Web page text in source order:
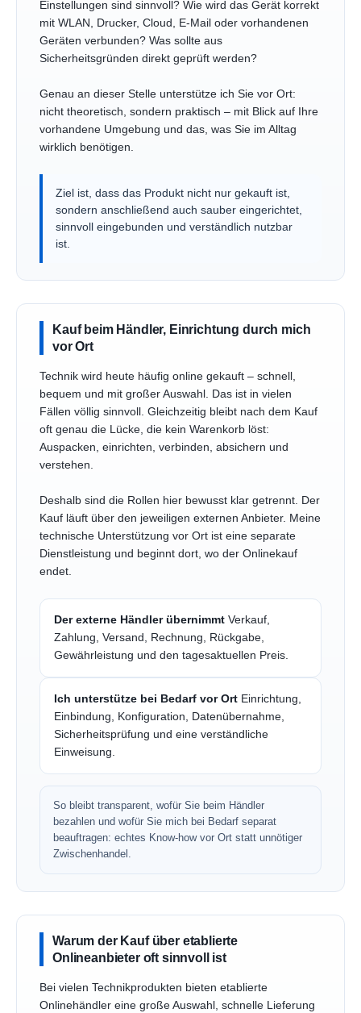
Einstellungen sind sinnvoll? Wie wird das Gerät korrekt
mit WLAN, Drucker, Cloud, E-Mail oder vorhandenen
Geräten verbunden? Was sollte aus
Sicherheitsgründen direkt geprüft werden?
Genau an dieser Stelle unterstütze ich Sie vor Ort:
nicht theoretisch, sondern praktisch – mit Blick auf Ihre
vorhandene Umgebung und das, was Sie im Alltag
wirklich benötigen.
Ziel ist, dass das Produkt nicht nur gekauft ist,
sondern anschließend auch sauber eingerichtet,
sinnvoll eingebunden und verständlich nutzbar
ist.
Kauf beim Händler, Einrichtung durch mich
vor Ort
Technik wird heute häufig online gekauft – schnell,
bequem und mit großer Auswahl. Das ist in vielen
Fällen völlig sinnvoll. Gleichzeitig bleibt nach dem Kauf
oft genau die Lücke, die kein Warenkorb löst:
Auspacken, einrichten, verbinden, absichern und
verstehen.
Deshalb sind die Rollen hier bewusst klar getrennt. Der
Kauf läuft über den jeweiligen externen Anbieter. Meine
technische Unterstützung vor Ort ist eine separate
Dienstleistung und beginnt dort, wo der Onlinekauf
endet.
Der externe Händler übernimmt Verkauf,
Zahlung, Versand, Rechnung, Rückgabe,
Gewährleistung und den tagesaktuellen Preis.
Ich unterstütze bei Bedarf vor Ort Einrichtung,
Einbindung, Konfiguration, Datenübernahme,
Sicherheitsprüfung und eine verständliche
Einweisung.
So bleibt transparent, wofür Sie beim Händler
bezahlen und wofür Sie mich bei Bedarf separat
beauftragen: echtes Know-how vor Ort statt unnötiger
Zwischenhandel.
Warum der Kauf über etablierte
Onlineanbieter oft sinnvoll ist
Bei vielen Technikprodukten bieten etablierte
Onlinehändler eine große Auswahl, schnelle Lieferung